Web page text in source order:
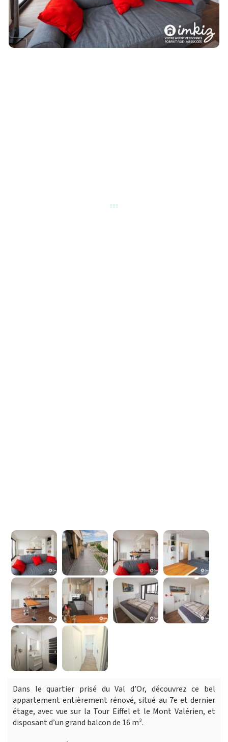
Dans le quartier prisé du Val d’Or, découvrez ce bel
appartement entièrement rénové, situé au 7e et dernier
étage, avec vue sur la Tour Eiffel et le Mont Valérien, et
disposant d’un grand balcon de 16 m².